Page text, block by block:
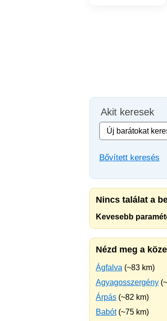
Akit keresek
Bővített keresés
Nincs találat a
Kevesebb
Nézd meg a
Ágfalva (~83 km)
Agyagosszergény
Árpás (~82 km)
Babót(~75 km)